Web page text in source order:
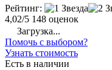
Рейтинг:
4,02/5 148 оценок
Загрузка...
Помочь с выбором?
Узнать стоимость
Есть в наличии